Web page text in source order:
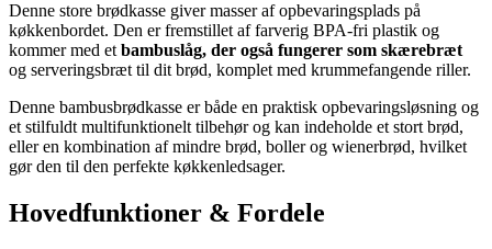
Denne store brødkasse giver masser af opbevaringsplads på
køkkenbordet. Den er fremstillet af farverig BPA-fri plastik og
kommer med etbambuslåg, der også fungerer som skærebræt
og serveringsbræt til dit brød, komplet med krummefangende riller.
Denne bambusbrødkasse er både en praktisk opbevaringsløsning og
et stilfuldt multifunktionelt tilbehør og kan indeholde et stort brød,
eller en kombination af mindre brød, boller og wienerbrød, hvilket
gør den til den perfekte køkkenledsager.
Hovedfunktioner & Fordele